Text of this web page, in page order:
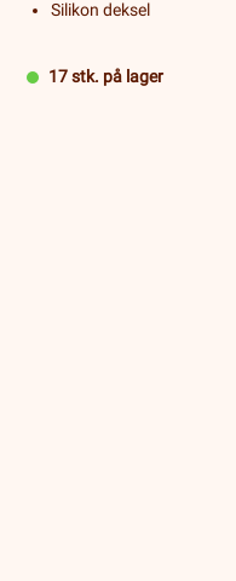
Silikon deksel
17 stk. på lager